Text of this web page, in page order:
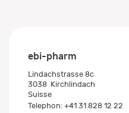
ebi-pharm
Lindachstrasse 8c
3038 Kirchlindach
Suisse
Telephon: +41 31 828 12 22